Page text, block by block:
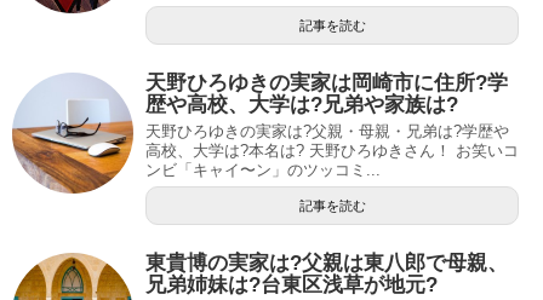
記事を読む
天野ひろゆきの実家は岡崎市に住所?学
歴や高校、大学は?兄弟や家族は?
天野ひろゆきの実家は?父親・母親・兄弟は?学歴や
高校、大学は?本名は? 天野ひろゆきさん！ お笑いコ
ンビ「キャイ〜ン」のツッコミ...
記事を読む
東貴博の実家は?父親は東八郎で母親、
兄弟姉妹は?台東区浅草が地元?